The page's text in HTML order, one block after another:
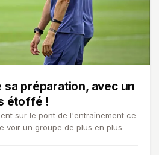
sa préparation, avec un
étoffé !
sur le pont de l'entraînement ce
voir un groupe de plus en plus